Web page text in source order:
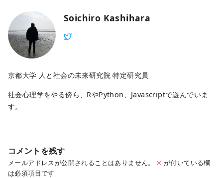
Soichiro Kashihara
京都大学 人と社会の未来研究院 特定研究員
社会心理学をやる傍ら、RやPython、Javascriptで遊んでいま
す。
コメントを残す
メールアドレスが公開されることはありません。 ※ が付いている欄
は必須項目です